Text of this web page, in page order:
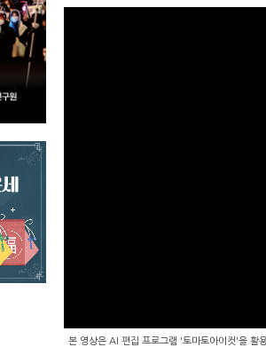
본 영상은 AI 편집 프로그램 '토마토아이컷'을 활